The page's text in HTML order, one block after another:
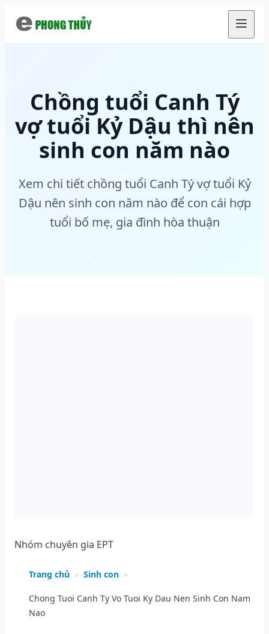
Chồng tuổi Canh Tý
vợ tuổi Kỷ Dậu thì nên
sinh con năm nào
Xem chi tiết chồng tuổi Canh Tý vợ tuổi Kỷ
Dậu nên sinh con năm nào để con cái hợp
tuổi bố mẹ, gia đình hòa thuận
Nhóm chuyên gia EPT
Trang chủ » Sinh con »
Chong Tuoi Canh Ty Vo Tuoi Ky Dau Nen Sinh Con Nam
Nao